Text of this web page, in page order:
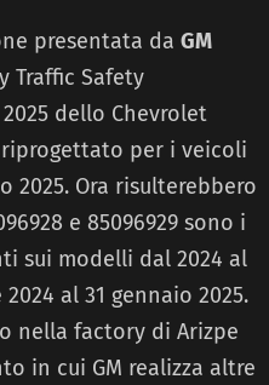
presentata da GM
Traffic Safety
dello Chevrolet
riprogettato per i veicoli
2025. Ora risulterebbero
e 85096929 sono i
sui modelli dal 2024 al
al 31 gennaio 2025.
nella factory di Arizpe
in cui GM realizza altre